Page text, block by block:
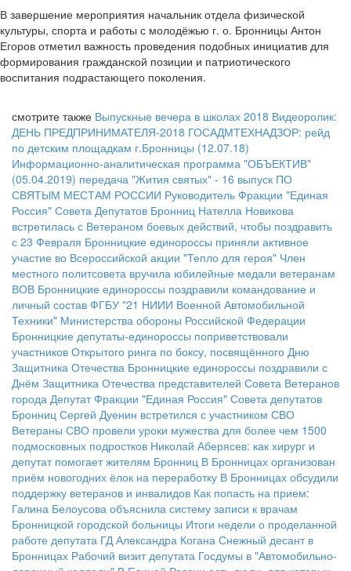
В завершение мероприятия начальник отдела физической
культуры, спорта и работы с молодёжью г. о. Бронницы Антон
Егоров отметил важность проведения подобных инициатив для
формирования гражданской позиции и патриотического
воспитания подрастающего поколения.
смотрите также Выпускные вечера в школах 2018 Видеоролик:
ДЕНЬ ПРЕДПРИНИМАТЕЛЯ-2018 ГОСАДМТЕХНАДЗОР: рейд
по детским площадкам г.Бронницы (12.07.18)
Информационно-аналитическая программа "ОБЪЕКТИВ"
(05.04.2019) передача "Жития святых" - 16 выпуск ПО
СВЯТЫМ МЕСТАМ РОССИИ Руководитель Фракции "Единая
Россия" Совета Депутатов Бронниц Нателла Новикова
встретилась с Ветераном боевых действий, чтобы поздравить
с 23 Февраля Бронницкие единороссы приняли активное
участие во Всероссийской акции "Тепло для героя" Член
местного политсовета вручила юбилейные медали ветеранам
ВОВ Бронницкие единороссы поздравили командование и
личный состав ФГБУ "21 НИИИ Военной Автомобильной
Техники" Министерства обороны Российской Федерации
Бронницкие депутаты-единороссы поприветствовали
участников Открытого ринга по боксу, посвящённого Дню
Защитника Отечества Бронницкие единороссы поздравили с
Днём Защитника Отечества представителей Совета Ветеранов
города Депутат Фракции "Единая Россия" Совета депутатов
Бронниц Сергей Дуенин встретился с участником СВО
Ветераны СВО провели уроки мужества для более чем 1500
подмосковных подростков Николай Аберясев: как хирург и
депутат помогает жителям Бронниц В Бронницах организован
приём новогодних ёлок на переработку В Бронницах обсудили
поддержку ветеранов и инвалидов Как попасть на прием:
Галина Белоусова объяснила систему записи к врачам
Бронницкой городской больницы Итоги недели о проделанной
работе депутата ГД Александра Когана Снежный десант в
Бронницах Рабочий визит депутата Госдумы в "Автомобильно-